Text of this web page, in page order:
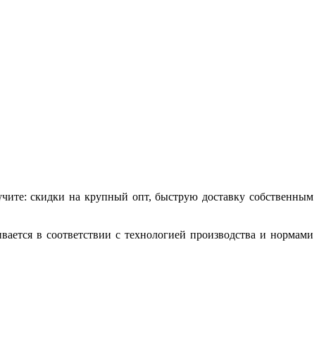
скидки на крупный опт, быструю доставку собственным
в соответствии с технологией производства и нормами